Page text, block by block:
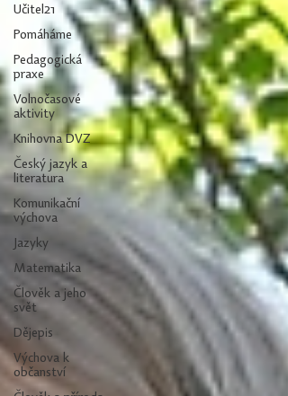
Učitel21
Pomáháme
Pedagogická
praxe
Volnočasové
aktivity
Knihovna DVZ
Český jazyk a
literatura
Komunikační
výchova
Jazyky
Matematika
Člověk a jeho
svět
Dějepis
Výchova k
občanství